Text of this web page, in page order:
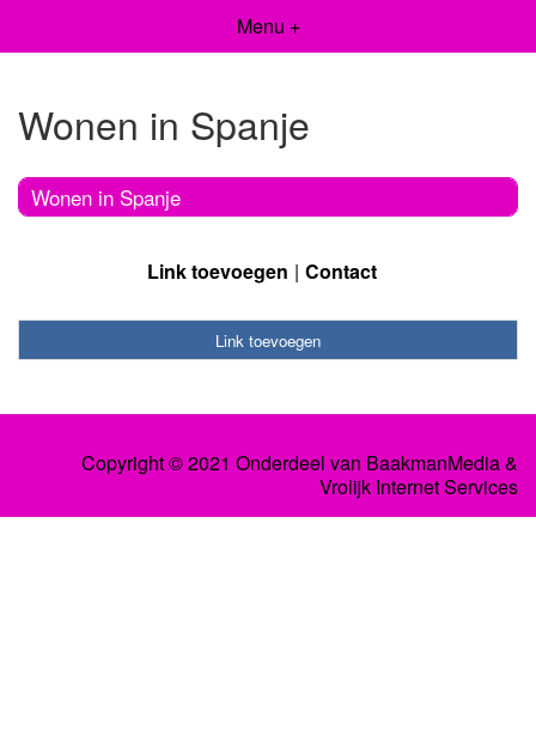
Menu +
Wonen in Spanje
Wonen in Spanje
Link toevoegen Contact
Link toevoegen
Copyright © 2021 Onderdeel van BaakmanMedia&
Vrolijk Internet Services